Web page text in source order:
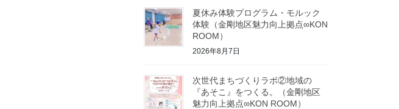
夏休み体験プログラム・モルック
体験（金剛地区魅力向上拠点∞KON
ROOM）
2026年8月7日
次世代まちづくりラボ②地域の
『あそこ』をつくる。（金剛地区
魅力向上拠点∞KON ROOM）